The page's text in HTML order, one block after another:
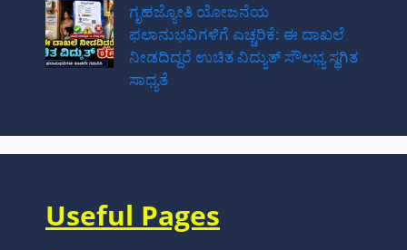
ಗೃಹಜ್ಯೋತಿ ಯೋಜನೆಯ
ಫಲಾನುಭವಿಗಳಿಗೆ ಎಚ್ಚರಿಕೆ: ಈ ದಾಖಲೆ
ನೀಡದಿದ್ದರೆ ಉಚಿತ ವಿದ್ಯುತ್ ಸೌಲಭ್ಯ ಸ್ಥಗಿತ
ಸಾಧ್ಯತೆ
Useful Pages